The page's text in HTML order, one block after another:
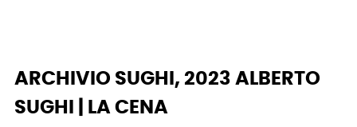
ARCHIVIO SUGHI, 2023 ALBERTO
SUGHI | LA CENA